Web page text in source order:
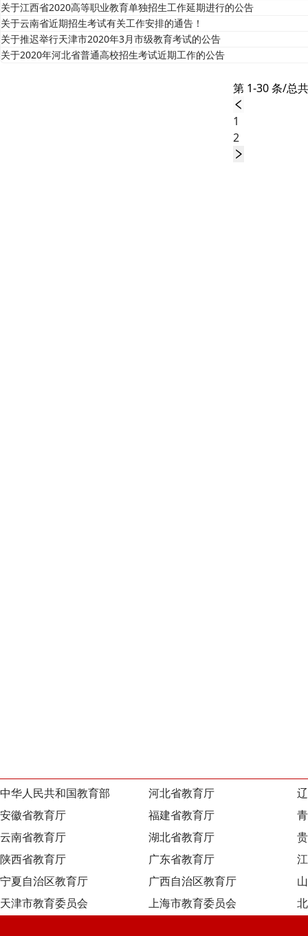
关于江西省2020高等职业教育单独招生工作延期进行的公告
关于云南省近期招生考试有关工作安排的通告！
关于推迟举行天津市2020年3月市级教育考试的公告
关于2020年河北省普通高校招生考试近期工作的公告
第 1-30 条/总
1
2
中华人民共和国教育部 河北省教育厅
安徽省教育厅
福建省教育厅
云南省教育厅
湖北省教育厅
陕西省教育厅
广东省教育厅
宁夏自治区教育厅
广西自治区教育厅
天津市教育委员会
上海市教育委员会